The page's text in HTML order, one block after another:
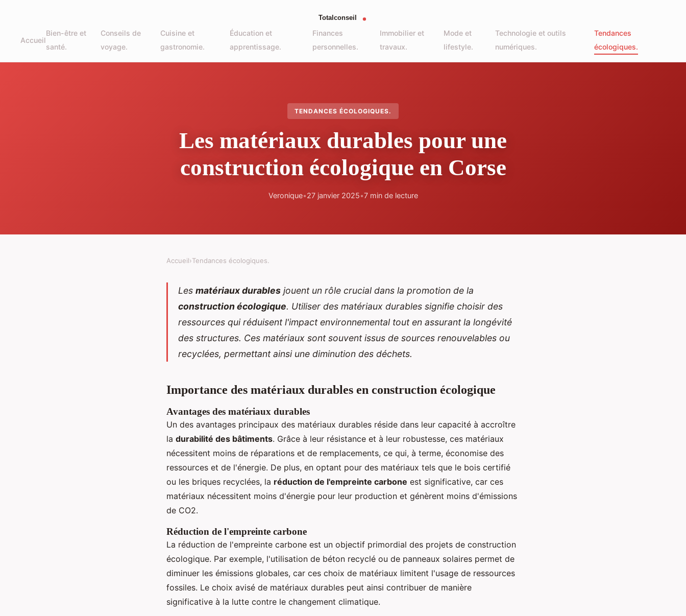
Accueil
Bien-être et
santé.
Conseils de
voyage.
Cuisine et
gastronomie.
Éducation et
apprentissage.
Finances
personnelles.
Immobilier et
travaux.
Mode et
lifestyle.
Technologie et outils
numériques.
Tendances
écologiques.
TENDANCES ÉCOLOGIQUES.
Les matériaux durables pour une
construction écologique en Corse
Veronique•27 janvier 2025•7 min de lecture
Accueil›Tendances écologiques.
Les matériaux durables jouent un rôle crucial dans la promotion de la
construction écologique. Utiliser des matériaux durables signifie choisir des
ressources qui réduisent l'impact environnemental tout en assurant la longévité
des structures. Ces matériaux sont souvent issus de sources renouvelables ou
recyclées, permettant ainsi une diminution des déchets.
Importance des matériaux durables en construction écologique
Avantages des matériaux durables
Un des avantages principaux des matériaux durables réside dans leur capacité à accroître
la durabilité des bâtiments. Grâce à leur résistance et à leur robustesse, ces matériaux
nécessitent moins de réparations et de remplacements, ce qui, à terme, économise des
ressources et de l'énergie. De plus, en optant pour des matériaux tels que le bois certifié
ou les briques recyclées, la réduction de l'empreinte carbone est significative, car ces
matériaux nécessitent moins d'énergie pour leur production et génèrent moins d'émissions
de CO2.
Réduction de l'empreinte carbone
La réduction de l'empreinte carbone est un objectif primordial des projets de construction
écologique. Par exemple, l'utilisation de béton recyclé ou de panneaux solaires permet de
diminuer les émissions globales, car ces choix de matériaux limitent l'usage de ressources
fossiles. Le choix avisé de matériaux durables peut ainsi contribuer de manière
significative à la lutte contre le changement climatique.